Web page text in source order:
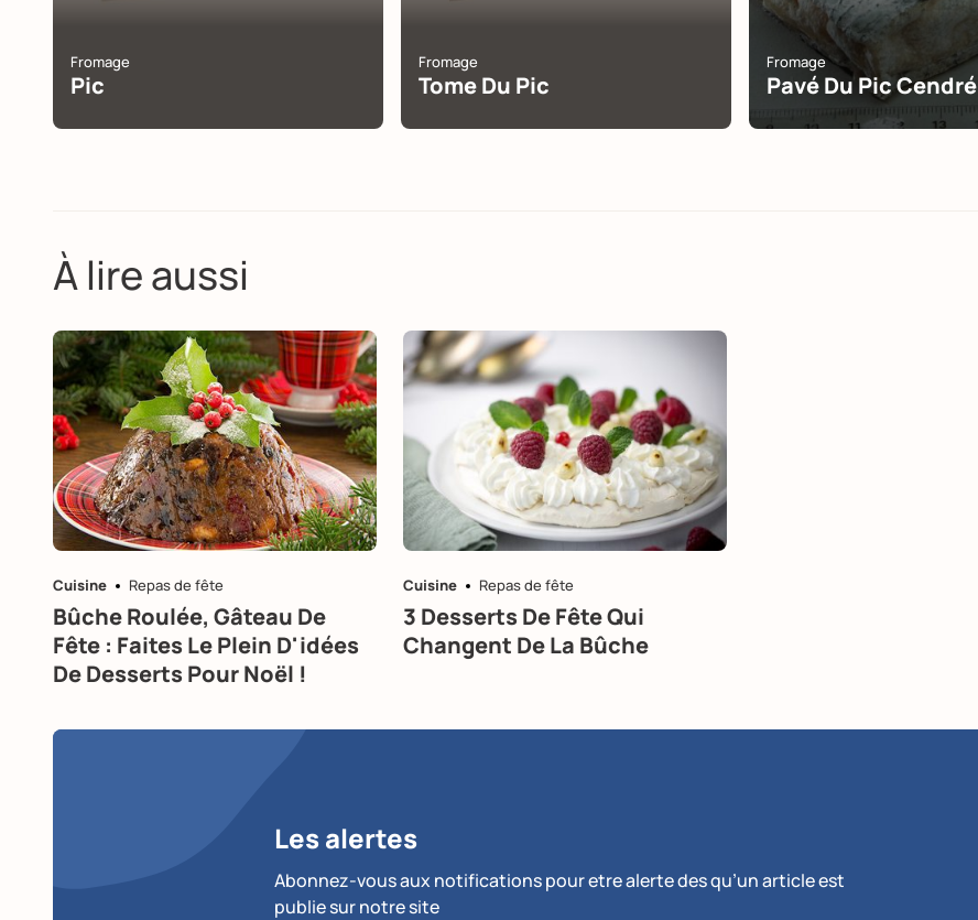
Fromage
Pic
Fromage
Tome Du Pic
Fromage
Pavé Du Pic Cendré
À lire aussi
Cuisine Repas de fête
Bûche Roulée, Gâteau De
Fête : Faites Le Plein D'idées
De Desserts Pour Noël !
Cuisine Repas de fête
3 Desserts De Fête Qui
Changent De La Bûche
Les alertes
Abonnez-vous aux notifications pour etre alerte des qu’un article est
publie sur notre site